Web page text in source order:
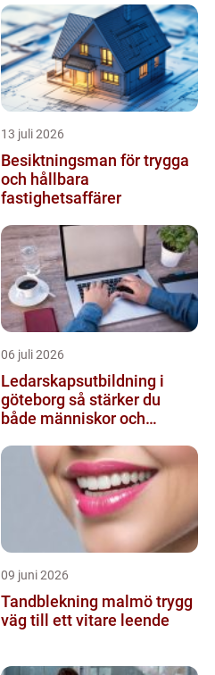
13 juli 2026
Besiktningsman för trygga
och hållbara
fastighetsaffärer
06 juli 2026
Ledarskapsutbildning i
göteborg så stärker du
både människor och
09 juni 2026
Tandblekning malmö trygg
väg till ett vitare leende